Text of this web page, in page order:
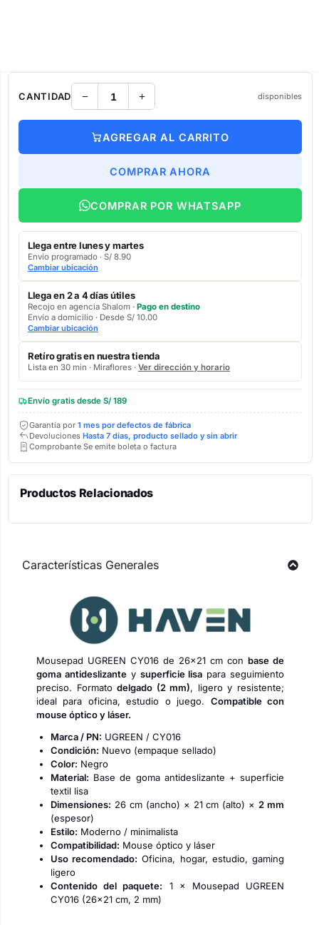
CANTIDAD disponibles
AGREGAR AL CARRITO
COMPRAR AHORA
COMPRAR POR WHATSAPP
Llega entre lunes y martes
Envío programado · S/ 8.90
Cambiar ubicación
Llega en 2 a 4 días útiles
Recojo en agencia Shalom · Pago en destino
Envío a domicilio · Desde S/ 10.00
Cambiar ubicación
Retíro gratis en nuestra tienda
Lista en 30 min · Miraflores · Ver dirección y horario
Envío gratis desde S/ 189
Garantía por 1 mes por defectos de fábrica
Devoluciones Hasta 7 días, producto sellado y sin abrir
Comprobante Se emite boleta o factura
Productos Relacionados
Características Generales
Mousepad UGREEN CY016 de 26×21 cm con base de
goma antideslizantey superficie lisa para seguimiento
preciso. Formatodelgado (2 mm), ligero y resistente;
ideal para oficina, estudio o juego. Compatible con
mouse óptico y láser.
Marca / PN: UGREEN / CY016
Condición: Nuevo (empaque sellado)
Color: Negro
Material: Base de goma antideslizante + superficie
textil lisa
Dimensiones: 26 cm (ancho) × 21 cm (alto) ×2 mm
(espesor)
Estilo: Moderno / minimalista
Compatibilidad: Mouse óptico y láser
Uso recomendado: Oficina, hogar, estudio, gaming
ligero
Contenido del paquete: 1 × Mousepad UGREEN
CY016 (26×21 cm, 2 mm)